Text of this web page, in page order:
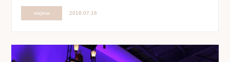
wajima 2018.07.16